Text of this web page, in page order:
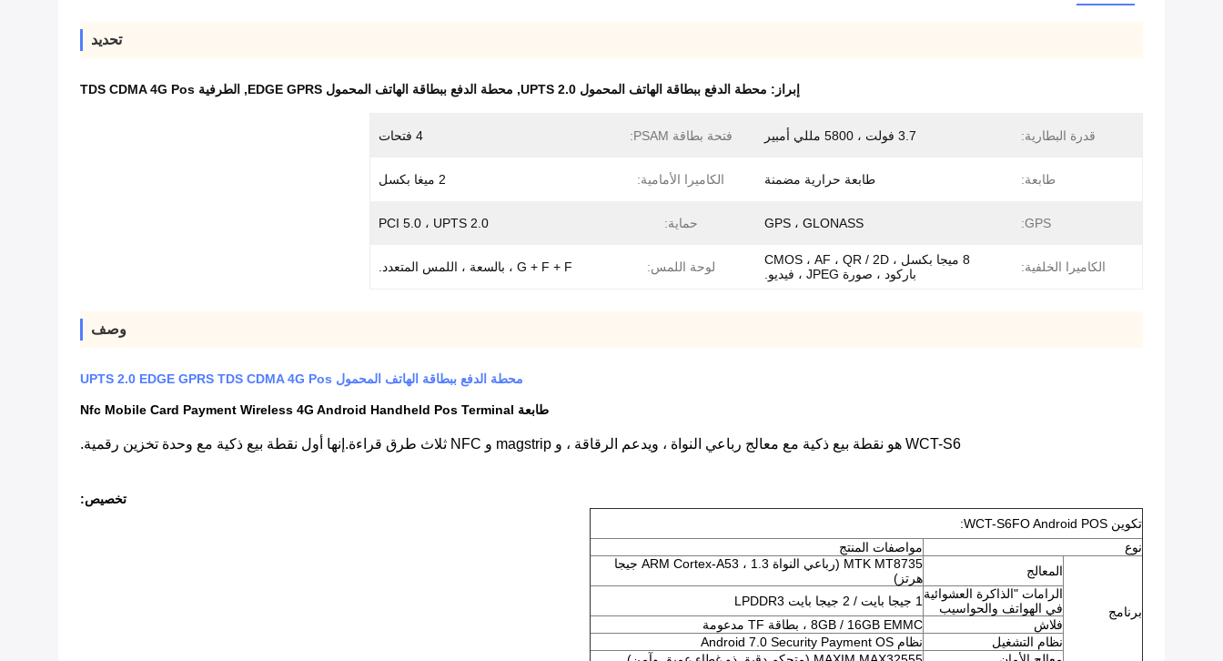
تحديد
إبراز: محطة الدفع ببطاقة الهاتف المحمول UPTS 2.0 , محطة الدفع ببطاقة الهاتف المحمول EDGE GPRS , الطرفية TDS CDMA 4G Pos
قدرة البطارية: 3.7 فولت ، 5800 مللي أمبير فتحة بطاقة PSAM: 4 فتحات
طابعة: طابعة حرارية مضمنة الكاميرا الأمامية: 2 ميغا بكسل
GPS: GPS ، GLONASS حماية: PCI 5.0 ، UPTS 2.0
الكاميرا الخلفية:
8 ميجا بكسل ، CMOS ، AF ، QR / 2D
باركود ، صورة JPEG ، فيديو.
لوحة اللمس: G + F + F ، بالسعة ، اللمس المتعدد.
وصف
محطة الدفع ببطاقة الهاتف المحمول UPTS 2.0 EDGE GPRS TDS CDMA 4G Pos
طابعة Nfc Mobile Card Payment Wireless 4G Android Handheld Pos Terminal
WCT-S6 هو نقطة بيع ذكية مع معالج رباعي النواة ، ويدعم الرقاقة ، و magstrip و NFC ثلاث طرق قراءة.إنها أول نقطة بيع ذكية مع وحدة تخزين رقمية.
تخصيص:
تكوين WCT-S6FO Android POS:
نوع
مواصفات المنتج
برنامج
المعالج
MTK MT8735 (رباعي النواة ARM Cortex-A53 ، 1.3 جيجا
هرتز)
الرامات "الذاكرة العشوائية
في الهواتف والحواسيب
1 جيجا بايت / 2 جيجا بايت LPDDR3
فلاش
8GB / 16GB EMMC ، بطاقة TF مدعومة
نظام التشغيل
نظام Android 7.0 Security Payment OS